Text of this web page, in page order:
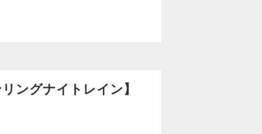
ングナイトレイン】